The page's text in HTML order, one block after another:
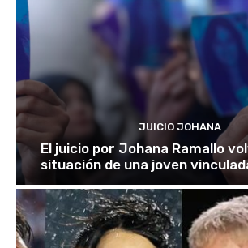
JUICIO JOHANA
El juicio por Johana Ramallo
situación de una joven